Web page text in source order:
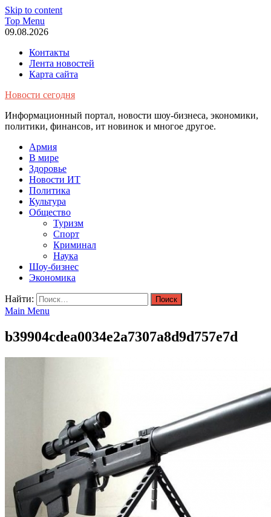
Skip to content
Top Menu
09.08.2026
Контакты
Лента новостей
Карта сайта
Новости сегодня
Информационный портал, новости шоу-бизнеса, экономики,
политики, финансов, ит новинок и многое другое.
Армия
В мире
Здоровье
Новости ИТ
Политика
Культура
Общество
Туризм
Спорт
Криминал
Наука
Шоу-бизнес
Экономика
Найти:
Main Menu
b39904cdea0034e2a7307a8d9d757e7d